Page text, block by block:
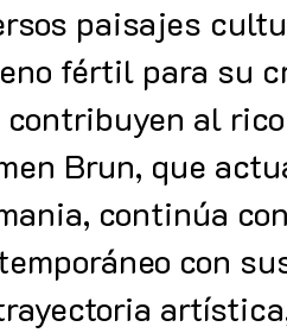
paisajes
fértil para su
contribuyen al
Brun, que
continúa
con